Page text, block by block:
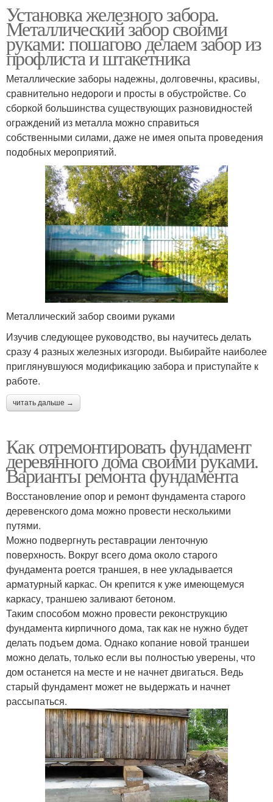
Установка железного забора.
Металлический забор своими
руками: пошагово делаем забор из
профлиста и штакетника
Металлические заборы надежны, долговечны, красивы,
сравнительно недороги и просты в обустройстве. Со
сборкой большинства существующих разновидностей
ограждений из металла можно справиться
собственными силами, даже не имея опыта проведения
подобных мероприятий.
Металлический забор своими руками
Изучив следующее руководство, вы научитесь делать
сразу 4 разных железных изгороди. Выбирайте наиболее
приглянувшуюся модификацию забора и приступайте к
работе.
читать дальше →
Как отремонтировать фундамент
деревянного дома своими руками.
Варианты ремонта фундамента
Восстановление опор и ремонт фундамента старого
деревенского дома можно провести несколькими
путями.
Можно подвергнуть реставрации ленточную
поверхность. Вокруг всего дома около старого
фундамента роется траншея, в нее укладывается
арматурный каркас. Он крепится к уже имеющемуся
каркасу, траншею заливают бетоном.
Таким способом можно провести реконструкцию
фундамента кирпичного дома, так как не нужно будет
делать подъем дома. Однако копание новой траншеи
можно делать, только если вы полностью уверены, что
дом останется на месте и не начнет двигаться. Ведь
старый фундамент может не выдержать и начнет
рассыпаться.